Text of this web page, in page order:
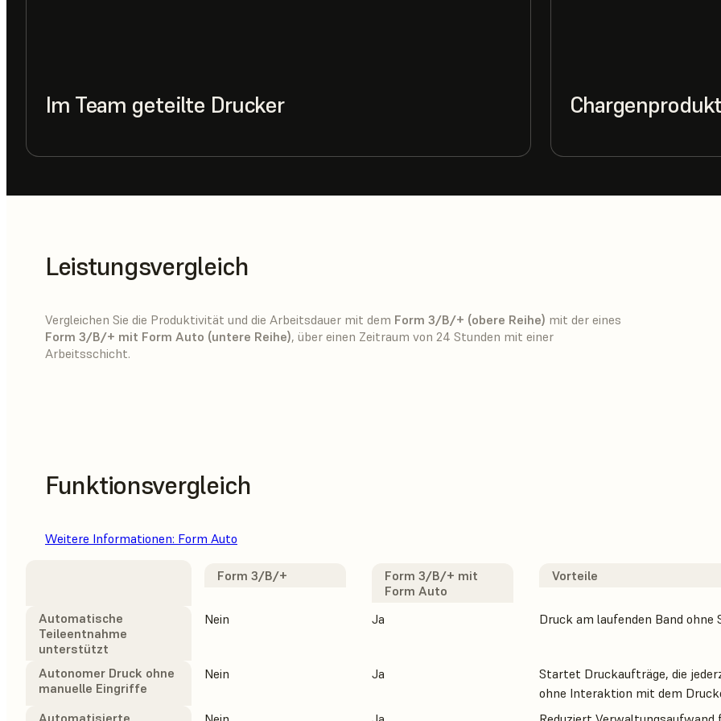
Im Team geteilte Drucker
Leistungsvergleich
Vergleichen Sie die Produktivität und die Arbeitsdauer mit dem Form 3/B/+ (obere Reihe) mit der eines
Form 3/B/+ mit Form Auto (untere Reihe), über einen Zeitraum von 24 Stunden mit einer
Arbeitsschicht.
Funktionsvergleich
Weitere Informationen: Form Auto
Form 3/B/+
Form 3/B/+ mit
Form Auto
Vorteile
Automatische
Teileentnahme
unterstützt
Nein Ja Druck am laufenden Band
Autonomer Druck ohne
manuelle Eingriffe
Nein Ja
Startet Druckaufträge, die
ohne Interaktion mit dem